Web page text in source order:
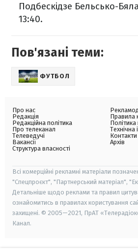
Подбескідзе Бельсько-
13:40.
Пов'язані теми:
ФУТБОЛ
Про нас
Редакція
Редакційна політика
Про телеканал
Телеведучі
Вакансії
Структура власності
Правила
Політика
Технічна
Контакти
Архів
Всі комерційні рекламні матеріали
"Спецпроєкт", "Партнерський матеріал",
Детальніше щодо реклами та правил
ознайомитись в правилах користування
захищені. © 2005—2021, ПрАТ
Канал.